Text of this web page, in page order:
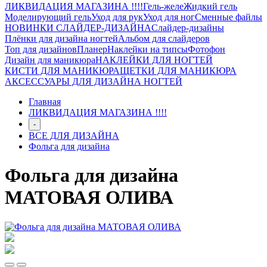
ЛИКВИДАЦИЯ МАГАЗИНА !!!!Гель-желеЖидкий гель
Моделирующий гельУход для рукУход для ногСменные файлы
НОВИНКИ СЛАЙДЕР-ДИЗАЙНАСлайдер-дизайны
Плёнки для дизайна ногтейАльбом для слайдеров
Топ для дизайновПланерНаклейки на типсыФотофон
Дизайн для маникюраНАКЛЕЙКИ ДЛЯ НОГТЕЙ
КИСТИ ДЛЯ МАНИКЮРАЩЕТКИ ДЛЯ МАНИКЮРА
АКСЕССУАРЫ ДЛЯ ДИЗАЙНА НОГТЕЙ
Главная
ЛИКВИДАЦИЯ МАГАЗИНА !!!!
-
ВСЕ ДЛЯ ДИЗАЙНА
Фольга для дизайна
Фольга для дизайна
МАТОВАЯ ОЛИВА